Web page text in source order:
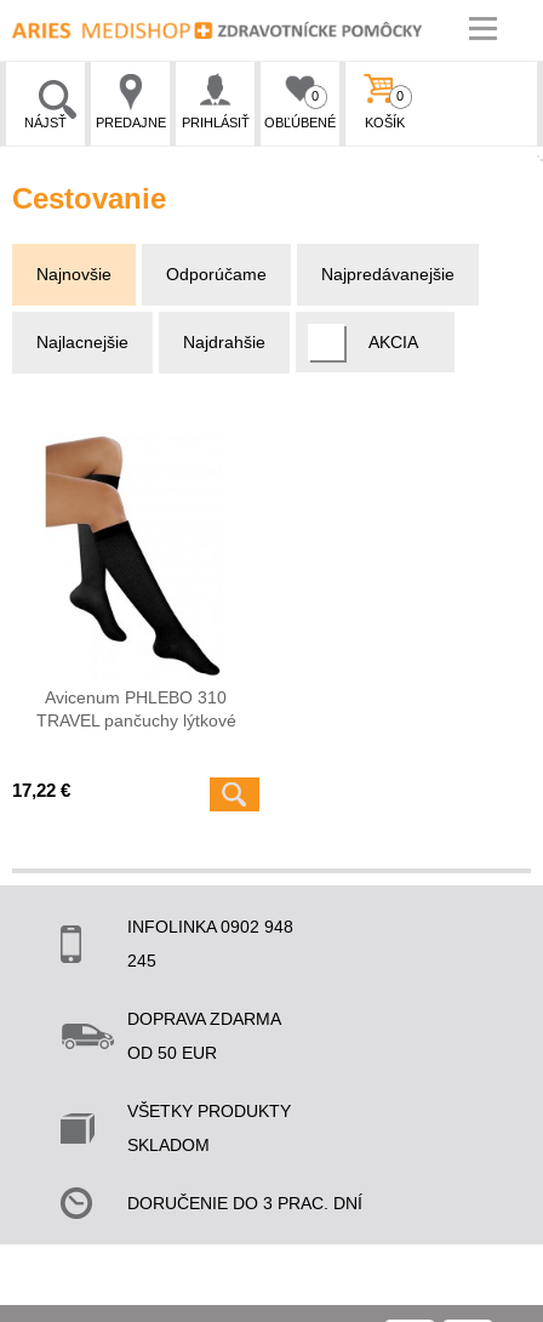
NÁJSŤ PREDAJNE PRIHLÁSIŤ OBĽÚBENÉ
0
KOŠÍK
0
Cestovanie
Najnovšie Odporúčame Najpredávanejšie
Najlacnejšie Najdrahšie AKCIA
Avicenum PHLEBO 310
TRAVEL pančuchy lýtkové
17,22 €
INFOLINKA 0902 948
245
DOPRAVA ZDARMA
OD 50 EUR
VŠETKY PRODUKTY
SKLADOM
DORUČENIE DO 3 PRAC. DNÍ